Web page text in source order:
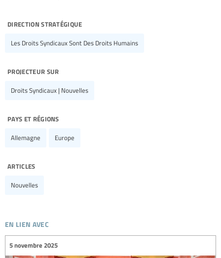
direction stratégique
Les Droits Syndicaux Sont Des Droits Humains
projecteur sur
Droits Syndicaux | Nouvelles
pays et régions
Allemagne Europe
articles
Nouvelles
en lien avec
5 novembre 2025